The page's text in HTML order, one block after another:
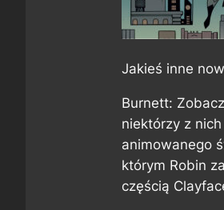
Jakieś inne
Burnett:
niektórzy z
animowanego
którym Robin
częścią